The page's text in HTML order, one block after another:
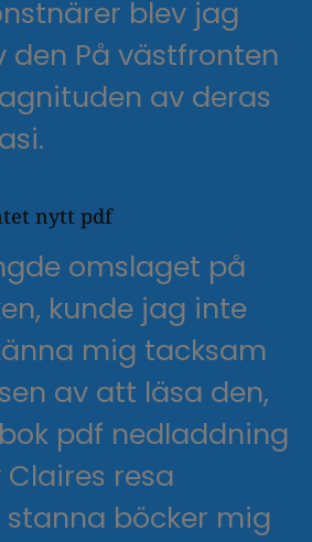
blev jag
På västfronten
av deras
nytt pdf
omslaget på
kunde jag inte
mig tacksam
av att läsa den,
pdf nedladdning
resa
böcker mig